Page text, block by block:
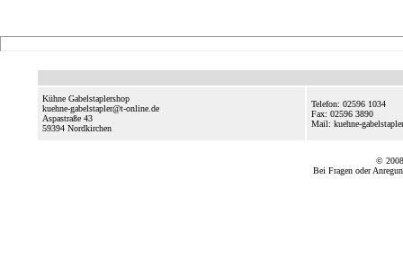
Kühne Gabelstaplershop
kuehne-gabelstapler@t-online.de
Aspastraße 43
59394 Nordkirchen
Telefon: 02596 1034
Fax: 02596 3890
Mail: kuehne-
© 2008
Bei Fragen oder